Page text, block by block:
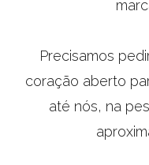
Precisamos
coração aberto
até nós, na